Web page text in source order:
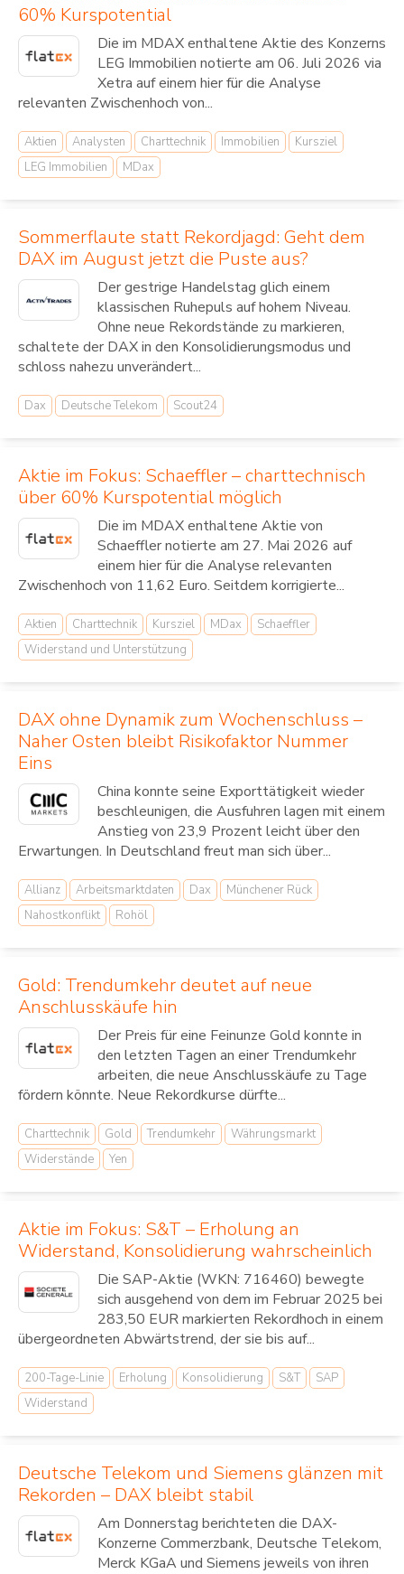
60% Kurspotential
Die im MDAX enthaltene Aktie des Konzerns
LEG Immobilien notierte am 06. Juli 2026 via
Xetra auf einem hier für die Analyse
relevanten Zwischenhoch von...
Aktien Analysten Charttechnik Immobilien
Kursziel
LEG Immobilien
MDax
Sommerflaute statt Rekordjagd: Geht dem
DAX im August jetzt die Puste aus?
Der gestrige Handelstag glich einem
klassischen Ruhepuls auf hohem Niveau.
Ohne neue Rekordstände zu markieren,
schaltete der DAX in den Konsolidierungsmodus und
schloss nahezu unverändert...
Dax Deutsche Telekom Scout24
Aktie im Fokus: Schaeffler – charttechnisch
über 60% Kurspotential möglich
Die im MDAX enthaltene Aktie von
Schaeffler notierte am 27. Mai 2026 auf
einem hier für die Analyse relevanten
Zwischenhoch von 11,62 Euro. Seitdem korrigierte...
Aktien Charttechnik Kursziel MDax
Schaeffler
Widerstand und Unterstützung
DAX ohne Dynamik zum Wochenschluss –
Naher Osten bleibt Risikofaktor Nummer
Eins
China konnte seine Exporttätigkeit wieder
beschleunigen, die Ausfuhren lagen mit einem
Anstieg von 23,9 Prozent leicht über den
Erwartungen. In Deutschland freut man sich über...
Allianz Arbeitsmarktdaten Dax
Münchener Rück
Nahostkonflikt
Rohöl
Gold: Trendumkehr deutet auf neue
Anschlusskäufe hin
Der Preis für eine Feinunze Gold konnte in
den letzten Tagen an einer Trendumkehr
arbeiten, die neue Anschlusskäufe zu Tage
fördern könnte. Neue Rekordkurse dürfte...
Charttechnik Gold Trendumkehr
Währungsmarkt
Widerstände
Yen
Aktie im Fokus: S&T – Erholung an
Widerstand, Konsolidierung wahrscheinlich
Die SAP-Aktie (WKN: 716460) bewegte
sich ausgehend von dem im Februar 2025 bei
283,50 EUR markierten Rekordhoch in einem
übergeordneten Abwärtstrend, der sie bis auf...
200-Tage-Linie Erholung Konsolidierung S&T
SAP
Widerstand
Deutsche Telekom und Siemens glänzen mit
Rekorden – DAX bleibt stabil
Am Donnerstag berichteten die DAX-
Konzerne Commerzbank, Deutsche Telekom,
Merck KGaA und Siemens jeweils von ihren